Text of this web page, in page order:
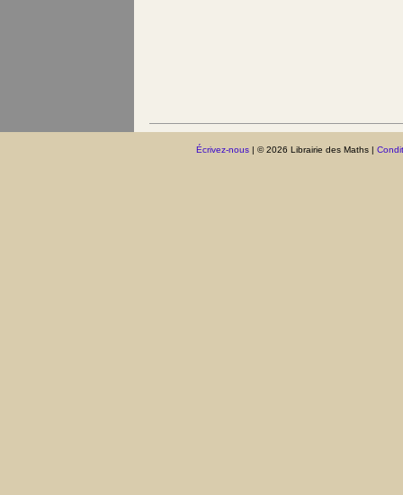
Écrivez-nous| © 2026 Librairie des Maths |